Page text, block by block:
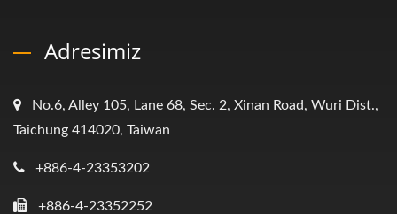
Adresimiz
No.6, Alley 105, Lane 68, Sec. 2, Xinan Road, Wuri Dist.,
Taichung 414020, Taiwan
+886-4-23353202
+886-4-23352252